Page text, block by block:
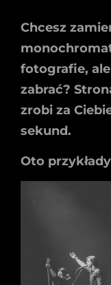
Chcesz
fotografie,
zabrać?
zrobi za
sekund.
Oto